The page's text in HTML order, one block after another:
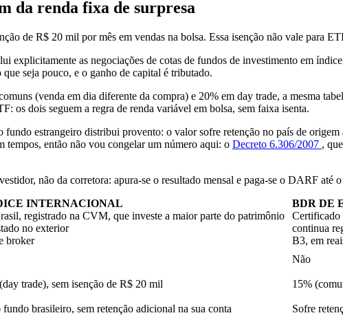
da renda fixa de surpresa
de R$ 20 mil por mês em vendas na bolsa. Essa isenção não vale para
explicitamente as negociações de cotas de fundos de investimento em
seja pouco, e o ganho de capital é tributado.
(venda em dia diferente da compra) e 20% em day trade, a mesma
os dois seguem a regra de renda variável em bolsa, sem faixa isenta.
estrangeiro distribui provento: o valor sofre retenção no país de origem
tempos, então não vou congelar um número aqui: o Decreto 6.306/2007 ,
não da corretora: apura-se o resultado mensal e paga-se o DARF
INTERNACIONAL
BDR DE
registrado na CVM, que investe a maior parte do patrimônio
no exterior
Certificado
continua
broker
B3, em
Não
trade), sem isenção de R$ 20 mil
15%
brasileiro, sem retenção adicional na sua conta Sofre